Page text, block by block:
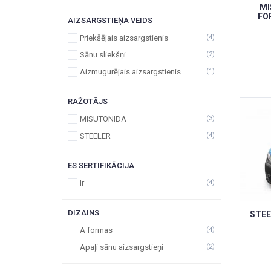
AIZSARGSTIEŅA VEIDS
Priekšējais aizsargstienis
(4)
Sānu sliekšņi (2)
Aizmugurējais aizsargstienis (1)
RAŽOTĀJS
MISUTONIDA
(3)
STEELER (4)
ES SERTIFIKĀCIJA
Ir
(4)
DIZAINS
A formas
(4)
Apaļi sānu aizsargstieņi (2)